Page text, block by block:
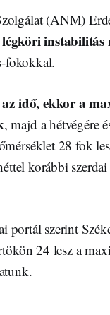
(ANM)
instabilitás
fokokkal.
idő, ekkor a
, majd a hétvégére
28 fok
korábbi
portál szerint
24 lesz a